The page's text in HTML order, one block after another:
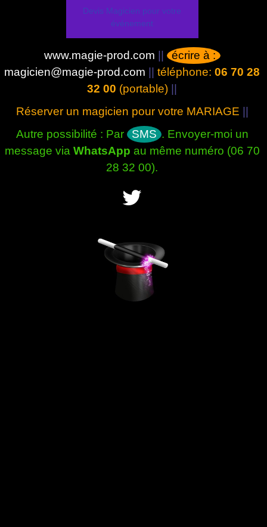
Devis Magicien pour votre
événement
www.magie-prod.com ||
écrire à :
magicien@magie-prod.com ||téléphone:06 70 28
32 00 (portable) ||
Réserver un magicien pour votre MARIAGE ||
Autre possibilité : Par
SMS . Envoyer-moi un
message via WhatsApp au même numéro (06 70
28 32 00).